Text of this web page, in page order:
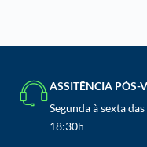
ASSITÊNCIA PÓS-
Segunda à sexta
18:30h